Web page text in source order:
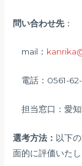
問い合わせ先 ：
mail：
電話：0561-62-
担当窓口：愛
選考方法： 以下
面的に評価いた